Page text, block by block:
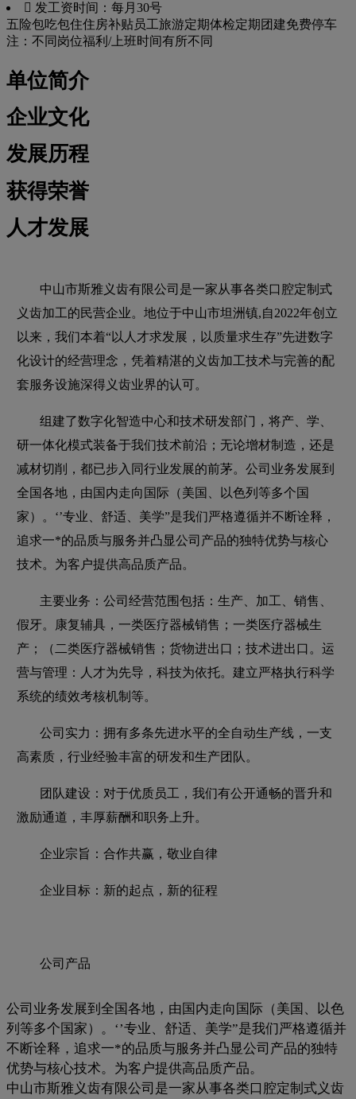
 发工资时间：每月30号
五险包吃包住住房补贴员工旅游定期体检定期团建免费停车
注：不同岗位福利/上班时间有所不同
单位简介
企业文化
发展历程
获得荣誉
人才发展
中山市斯雅义齿有限公司是一家从事各类口腔定制式
义齿加工的民营企业。地位于中山市坦洲镇,自2022年创立
以来，我们本着“以人才求发展，以质量求生存”先进数字
化设计的经营理念，凭着精湛的义齿加工技术与完善的配
套服务设施深得义齿业界的认可。
组建了数字化智造中心和技术研发部门，将产、学、
研一体化模式装备于我们技术前沿；无论增材制造，还是
减材切削，都已步入同行业发展的前茅。公司业务发展到
全国各地，由国内走向国际（美国、以色列等多个国
家）。‘’专业、舒适、美学”是我们严格遵循并不断诠释，
追求一*的品质与服务并凸显公司产品的独特优势与核心
技术。为客户提供高品质产品。
主要业务：公司经营范围包括：生产、加工、销售、
假牙。康复辅具，一类医疗器械销售；一类医疗器械生
产；（二类医疗器械销售；货物进出口；技术进出口。运
营与管理：人才为先导，科技为依托。建立严格执行科学
系统的绩效考核机制等。
公司实力：拥有多条先进水平的全自动生产线，一支
高素质，行业经验丰富的研发和生产团队。
团队建设：对于优质员工，我们有公开通畅的晋升和
激励通道，丰厚薪酬和职务上升。
企业宗旨：合作共赢，敬业自律
企业目标：新的起点，新的征程
公司产品
公司业务发展到全国各地，由国内走向国际（美国、以色
列等多个国家）。‘’专业、舒适、美学”是我们严格遵循并
不断诠释，追求一*的品质与服务并凸显公司产品的独特
优势与核心技术。为客户提供高品质产品。
中山市斯雅义齿有限公司是一家从事各类口腔定制式义齿